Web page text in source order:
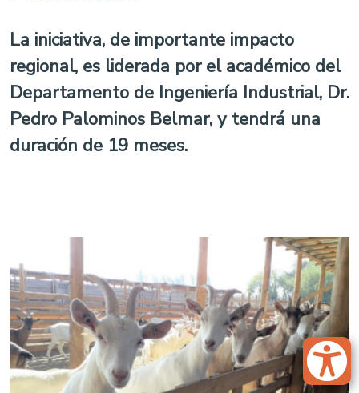
La iniciativa, de importante impacto
regional, es liderada por el académico del
Departamento de Ingeniería Industrial, Dr.
Pedro Palominos Belmar, y tendrá una
duración de 19 meses.